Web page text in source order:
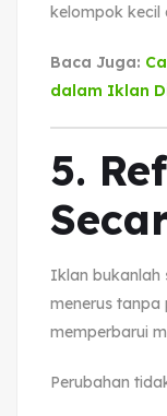
kelompok kecil
Baca Juga:
dalam Iklan
5.
Iklan bukanlah
menerus tanpa
memperbarui
Perubahan